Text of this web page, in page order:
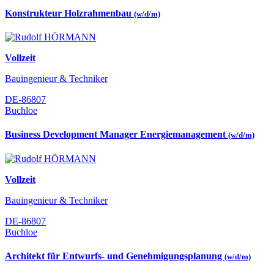
Konstrukteur Holzrahmenbau (w/d/m)
Vollzeit
Bauingenieur & Techniker
DE-86807
Buchloe
Business Development Manager Energiemanagement (w/d/m)
Vollzeit
Bauingenieur & Techniker
DE-86807
Buchloe
Architekt für Entwurfs- und Genehmigungsplanung (w/d/m)